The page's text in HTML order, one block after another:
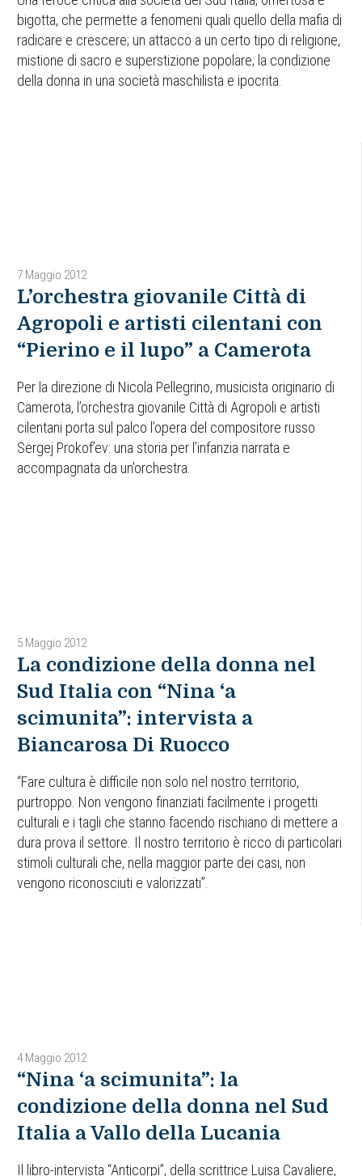
bigotta, che permette a fenomeni quali quello della mafia di
radicare e crescere; un attacco a un certo tipo di religione,
mistione di sacro e superstizione popolare; la condizione
della donna in una società maschilista e ipocrita.
7 Maggio 2012
L’orchestra giovanile Città di
Agropoli e artisti cilentani con
“Pierino e il lupo” a Camerota
Per la direzione di Nicola Pellegrino, musicista originario di
Camerota, l’orchestra giovanile Città di Agropoli e artisti
cilentani porta sul palco l’opera del compositore russo
Sergej Prokof’ev: una storia per l’infanzia narrata e
accompagnata da un’orchestra.
5 Maggio 2012
La condizione della donna nel
Sud Italia con “Nina ‘a
scimunita”: intervista a
Biancarosa Di Ruocco
“Fare cultura è difficile non solo nel nostro territorio,
purtroppo. Non vengono finanziati facilmente i progetti
culturali e i tagli che stanno facendo rischiano di mettere a
dura prova il settore. Il nostro territorio è ricco di particolari
stimoli culturali che, nella maggior parte dei casi, non
vengono riconosciuti e valorizzati”.
4 Maggio 2012
“Nina ‘a scimunita”: la
condizione della donna nel Sud
Italia a Vallo della Lucania
Il libro-intervista “Anticorpi”, della scrittrice Luisa Cavaliere,